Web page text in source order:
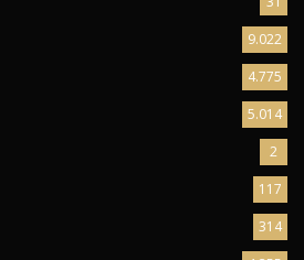
9.022
4.775
5.014
2
117
314